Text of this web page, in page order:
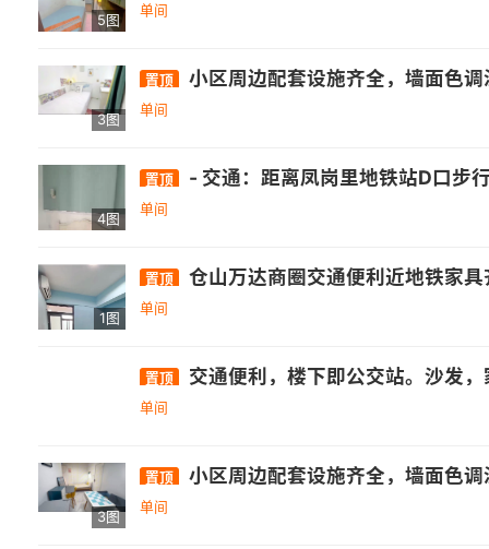
5图
单间
3图
置顶 小区周边配套设施齐全，墙面色调温馨，干
单间
4图
置顶 - 交通：距离凤岗里地铁站D口步行340米 。 - 医疗：附近有福建省福州肺科医院、福州东南眼科医院(金山新院)、福建省立
单间
1图
置顶 仓山万达商圈交通便利近地铁家
单间
置顶 交通便利，楼下即公交站。沙发
单间
3图
置顶 小区周边配套设施齐全，墙面色调温馨，干
单间